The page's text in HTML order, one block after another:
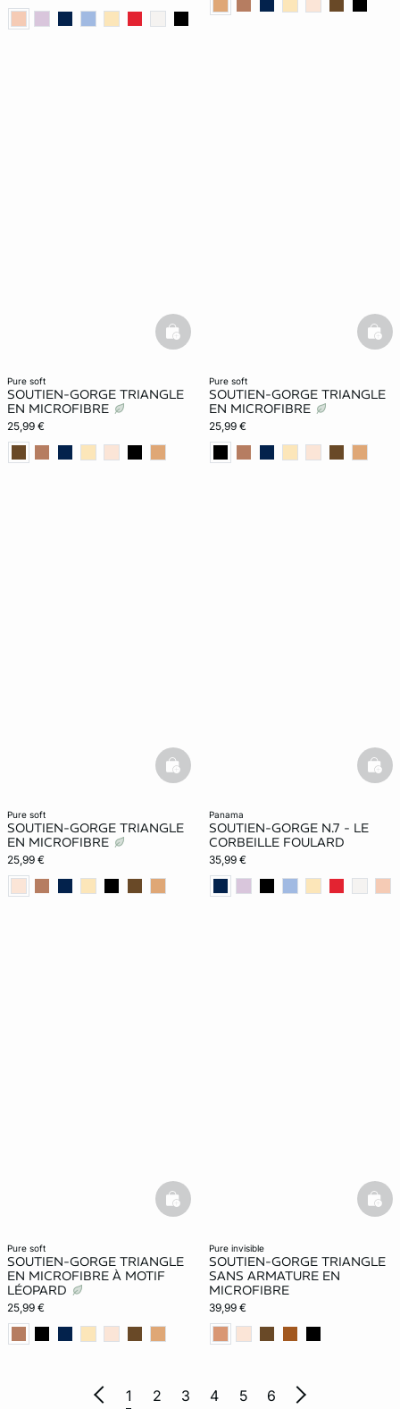
pure soft
SOUTIEN-GORGE TRIANGLE
EN MICROFIBRE
25,99 €
basketfull
pure soft
SOUTIEN-GORGE TRIANGLE
EN MICROFIBRE
25,99 €
pure soft
SOUTIEN-GORGE TRIANGLE
EN MICROFIBRE
25,99 €
basketfull
panama
SOUTIEN-GORGE N.7 - LE
CORBEILLE FOULARD
35,99 €
pure soft
SOUTIEN-GORGE TRIANGLE
EN MICROFIBRE À MOTIF
LÉOPARD
25,99 €
basketfull
pure invisible
SOUTIEN-GORGE TRIANGLE
SANS ARMATURE EN
MICROFIBRE
39,99 €
1 2 3 4 5 6